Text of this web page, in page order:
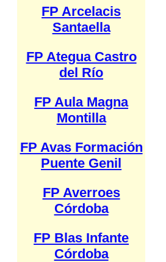
FP Arcelacis
Santaella
FP Ategua Castro
del Río
FP Aula Magna
Montilla
FP Avas Formación
Puente Genil
FP Averroes
Córdoba
FP Blas Infante
Córdoba